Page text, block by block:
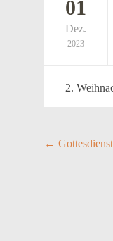
01
Dez.
2023
2.
Post
←